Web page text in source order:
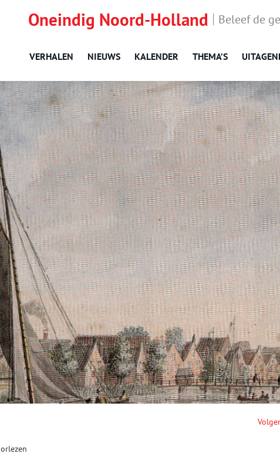
Oneindig Noord-Holland Beleef de
VERHALEN NIEUWS KALENDER THEMA’S